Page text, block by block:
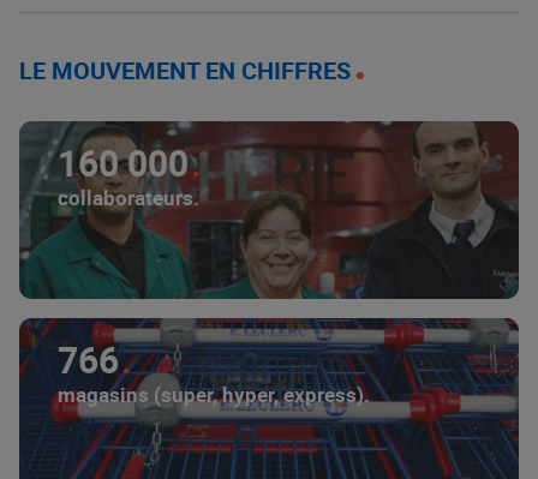
LE MOUVEMENT EN CHIFFRES
160 000
collaborateurs.
766
magasins (super, hyper, express).